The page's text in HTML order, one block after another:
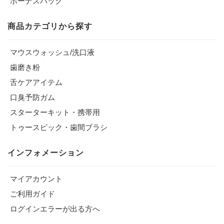
商品カテゴリから探す
マウスウォッシュ/洗口液
歯磨き粉
舌ケアアイテム
口臭予防ガム
スターターキット・携帯用
トゥースピック・歯間ブラシ
インフォメーション
マイアカウント
ご利用ガイド
ログインエラーが出る方へ